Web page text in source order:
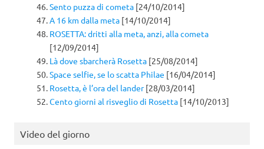
Sento puzza di cometa [24/10/2014]
A 16 km dalla meta [14/10/2014]
ROSETTA: dritti alla meta, anzi, alla cometa
[12/09/2014]
Là dove sbarcherà Rosetta [25/08/2014]
Space selfie, se lo scatta Philae [16/04/2014]
Rosetta, è l’ora del lander[28/03/2014]
Cento giorni al risveglio di Rosetta [14/10/2013]
Video del giorno